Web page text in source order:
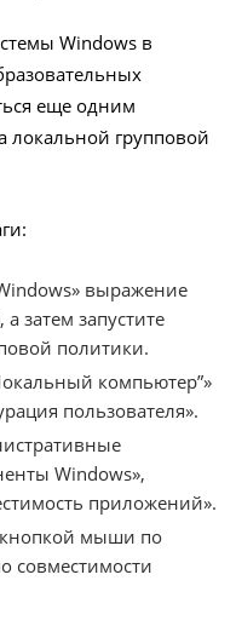
Windows в
еще одним
локальной групповой
выражение
затем запустите
политики.
компьютер”»
пользователя».
Windows»,
приложений».
кнопкой мыши по
совместимости